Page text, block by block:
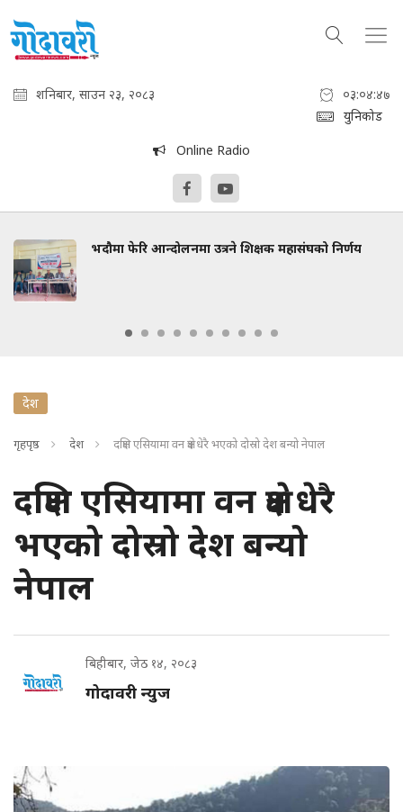
शनिबार, साउन २३, २०८३
०३:०४:४८
युनिकोड
Online Radio
भदौमा फेरि आन्दोलनमा उत्रने शिक्षक महासंघको निर्णय
देश
गृहपृष्ठ देश दक्षिण एसियामा वन क्षेत्र धेरै भएको दोस्रो देश बन्यो नेपाल
दक्षिण एसियामा वन क्षेत्र धेरै
भएको दोस्रो देश बन्यो
नेपाल
बिहीबार, जेठ १४, २०८३
गोदावरी न्युज